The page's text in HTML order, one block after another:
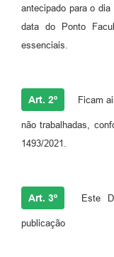
antecipado para o
data do Ponto
essenciais.
Art. 2º Ficam
não trabalhadas,
1493/2021.
Art. 3º Este
publicação